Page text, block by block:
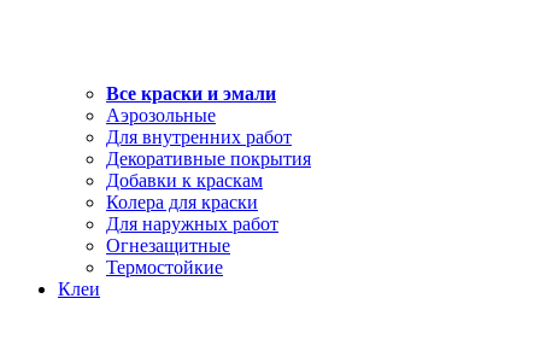
Все краски и эмали
Аэрозольные
Для внутренних работ
Декоративные покрытия
Добавки к краскам
Колера для краски
Для наружных работ
Огнезащитные
Термостойкие
Клеи